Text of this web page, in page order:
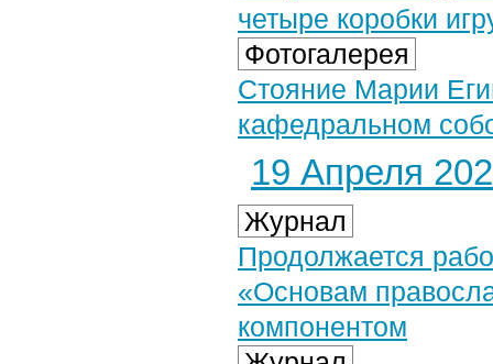
четыре коробки
Фотогалерея
Стояние Марии
кафедральном
19 Апреля
Журнал
Продолжается
«Основам
компонентом